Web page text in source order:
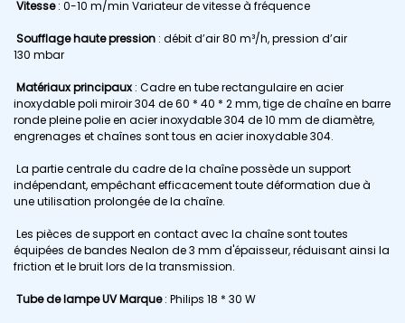
Vitesse: 0-10 m/min Variateur de vitesse à fréquence
Soufflage haute pression : débit d’air 80 m³/h, pression d’air
130 mbar
Matériaux principaux : Cadre en tube rectangulaire en acier
inoxydable poli miroir 304 de 60 * 40 * 2 mm, tige de chaîne en barre
ronde pleine polie en acier inoxydable 304 de 10 mm de diamètre,
engrenages et chaînes sont tous en acier inoxydable 304.
La partie centrale du cadre de la chaîne possède un support
indépendant, empêchant efficacement toute déformation due à
une utilisation prolongée de la chaîne.
Les pièces de support en contact avec la chaîne sont toutes
équipées de bandes Nealon de 3 mm d'épaisseur, réduisant ainsi la
friction et le bruit lors de la transmission.
Tube de lampe UV Marque: Philips 18 * 30 W